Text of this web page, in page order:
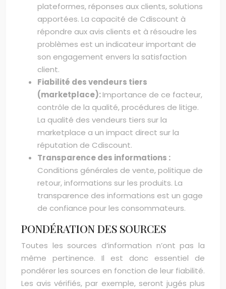
plateformes, réponses aux clients, solutions
apportées. La capacité de Cdiscount à
répondre aux avis clients et à résoudre les
problèmes est un indicateur important de
son engagement envers la satisfaction
client.
Fiabilité des vendeurs tiers
(marketplace):Importance de ce facteur,
contrôle de la qualité, procédures de litige.
La qualité des vendeurs tiers sur la
marketplace a un impact direct sur la
réputation de Cdiscount.
Transparence des informations :
Conditions générales de vente, politique de
retour, informations sur les produits. La
transparence des informations est un gage
de confiance pour les consommateurs.
PONDÉRATION DES SOURCES
Toutes les sources d’information n’ont pas la
même pertinence. Il est donc essentiel de
pondérer les sources en fonction de leur fiabilité.
Les avis vérifiés, par exemple, seront jugés plus